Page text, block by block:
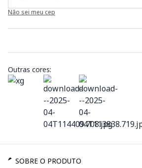
Não sei meu cep
Outras cores:
SOBRE O PRODUTO